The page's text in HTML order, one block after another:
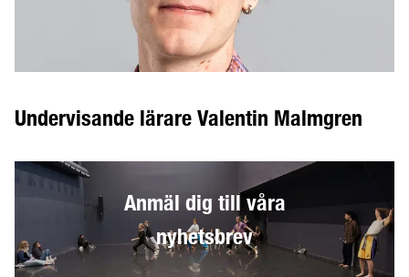
Undervisande lärare Valentin Malmgren
Anmäl dig till våra
nyhetsbrev